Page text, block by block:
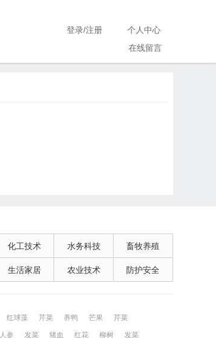
登录/注册
个人中心
在线留言
化工技术 水务科技 畜牧养殖
生活家居 农业技术 防护安全
红球藻 芹菜 养鸭 芒果
芹菜
人参 发菜 猪血 红花 柳树
发菜